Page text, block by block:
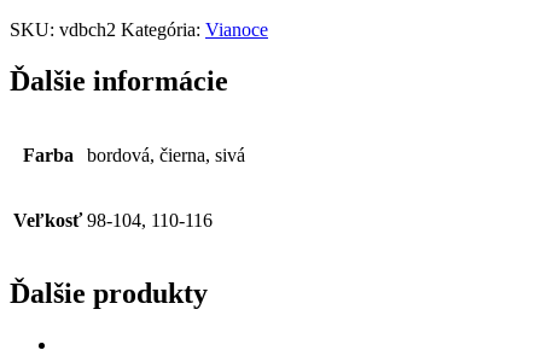
SKU: vdbch2 Kategória: Vianoce
Ďalšie informácie
Farba bordová, čierna, sivá
Veľkosť 98-104, 110-116
Ďalšie produkty